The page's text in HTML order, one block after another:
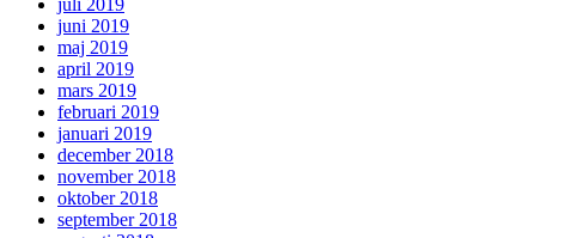
juli 2019
juni 2019
maj 2019
april 2019
mars 2019
februari 2019
januari 2019
december 2018
november 2018
oktober 2018
september 2018